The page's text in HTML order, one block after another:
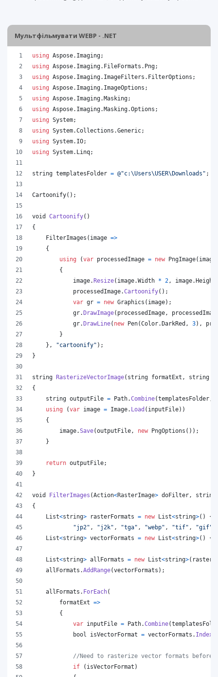
Мультфільмувати WEBP - .NET
using Aspose. Imaging;
using Aspose. Imaging. FileFormats . Png;
using Aspose. Imaging. ImageFilters . FilterOptions ;
using Aspose. Imaging. ImageOptions ;
using Aspose. Imaging.Masking;
using Aspose. Imaging.Masking.Options ;
using System;
using System.Collections .Generic;
using System. IO;
using System. Linq;
string templatesFolder = @"c:\Users\USER\Downloads" ;
Cartoonify( ) ;
void Cartoonify( )
{
FilterImages ( image =>
{
using
(var processedImage = new PngImage( image
{
image.Resize( image.Width * 2 , image.Height
processedImage.Cartoonify( ) ;
var gr = new Graphics ( image) ;
gr.DrawImage( processedImage ,
gr.DrawLine( new Pen(Color.DarkRed , 3) ,
}
} , "cartoonify" ) ;
}
string RasterizeVectorImage( string formatExt , string
{
string outputFile = Path.Combine(templatesFolder
using
(var image = Image. Load ( inputFile) )
{
image.Save(outputFile , new PngOptions ( ) ) ;
}
return outputFile;
}
void FilterImages (Action<RasterImage> doFilter ,
string
{
List<string> rasterFormats = new List<string>( ) {
"jp2" , "j2k" , "tga" , "webp" , "tif" , "gif"
List<string> vectorFormats = new List<string>( ) {
List<string> allFormats = new List<string>(
allFormats .AddRange(vectorFormats ) ;
allFormats . ForEach(
        formatExt
=>
{
var inputFile = Path.Combine(
bool
isVectorFormat = vectorFormats .
//Need to rasterize vector formats before
if
( isVectorFormat )